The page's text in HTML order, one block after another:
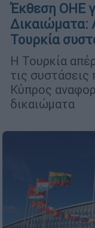
Έκθεση ΟΗΕ
Δικαιώματα:
Τουρκία
Η Τουρκία
τις συστάσεις
Κύπρος
δικαιώματα